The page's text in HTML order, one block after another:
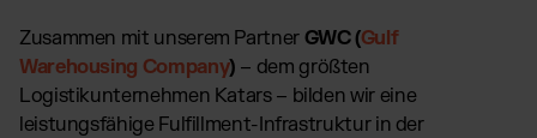
Zusammen mit unserem Partner GWC (Gulf
Warehousing Company) – dem größten
Logistikunternehmen Katars – bilden wir eine
leistungsfähige Fulfillment-Infrastruktur in der